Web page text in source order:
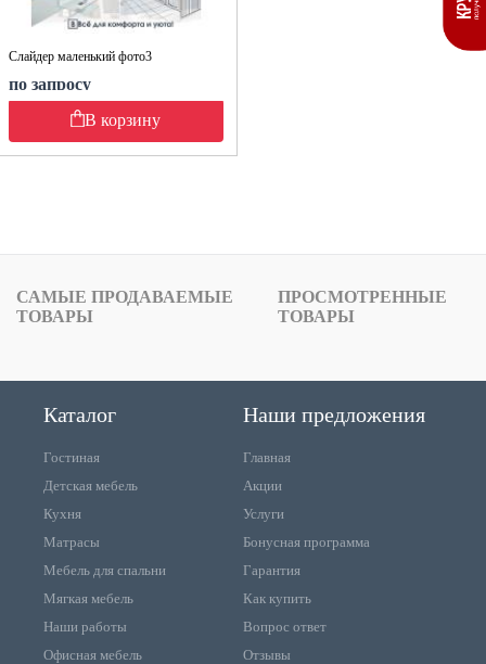
Слайдер маленький фото3
по запросу
В корзину
САМЫЕ ПРОДАВАЕМЫЕ
ТОВАРЫ
ПРОСМОТРЕННЫЕ
ТОВАРЫ
Каталог
Гостиная
Детская мебель
Кухня
Матрасы
Мебель для спальни
Мягкая мебель
Наши работы
Офисная мебель
Наши предложения
Главная
Акции
Услуги
Бонусная программа
Гарантия
Как купить
Вопрос ответ
Отзывы